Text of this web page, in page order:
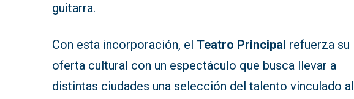
guitarra.
Con esta incorporación, elTeatro Principal refuerza su
oferta cultural con un espectáculo que busca llevar a
distintas ciudades una selección del talento vinculado al